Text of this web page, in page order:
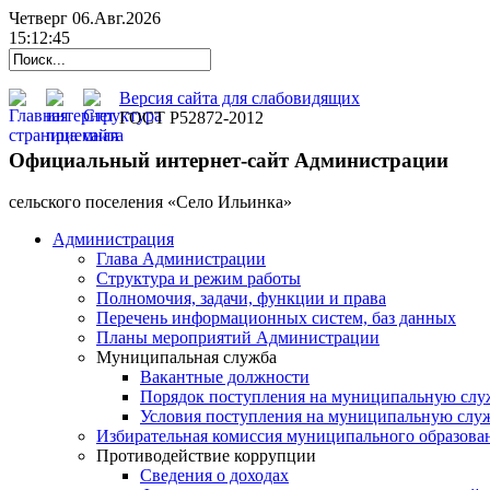
Четверг 06.Авг.2026
15:12:45
Версия сайта для слабовидящих
ГОСТ Р52872-2012
Официальный интернет-сайт Администрации
cельского поселения «Село Ильинка»
Администрация
Глава Администрации
Структура и режим работы
Полномочия, задачи, функции и права
Перечень информационных систем, баз данных
Планы мероприятий Администрации
Муниципальная служба
Вакантные должности
Порядок поступления на муниципальную
Условия поступления на муниципальную
Избирательная комиссия муниципального
Противодействие коррупции
Сведения о доходах